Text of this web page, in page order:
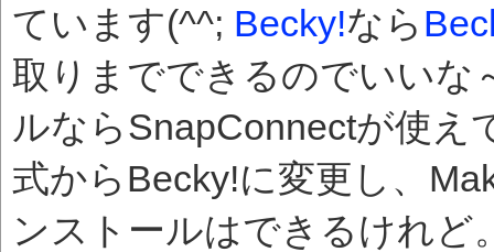
ています(^^; Becky!なら
取りまでできるのでいいな
ルならSnapConnectが使え
式からBecky!に変更し、
ンストールはできるけれど